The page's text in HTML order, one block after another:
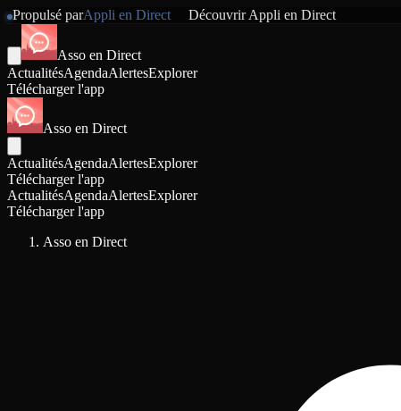
Propulsé parAppli en Direct DécouvrirAppli en Direct
Asso en Direct
ActualitésAgendaAlertesExplorer
Télécharger l'app
Asso en Direct
ActualitésAgendaAlertesExplorer
Télécharger l'app
ActualitésAgendaAlertesExplorer
Télécharger l'app
Asso en Direct